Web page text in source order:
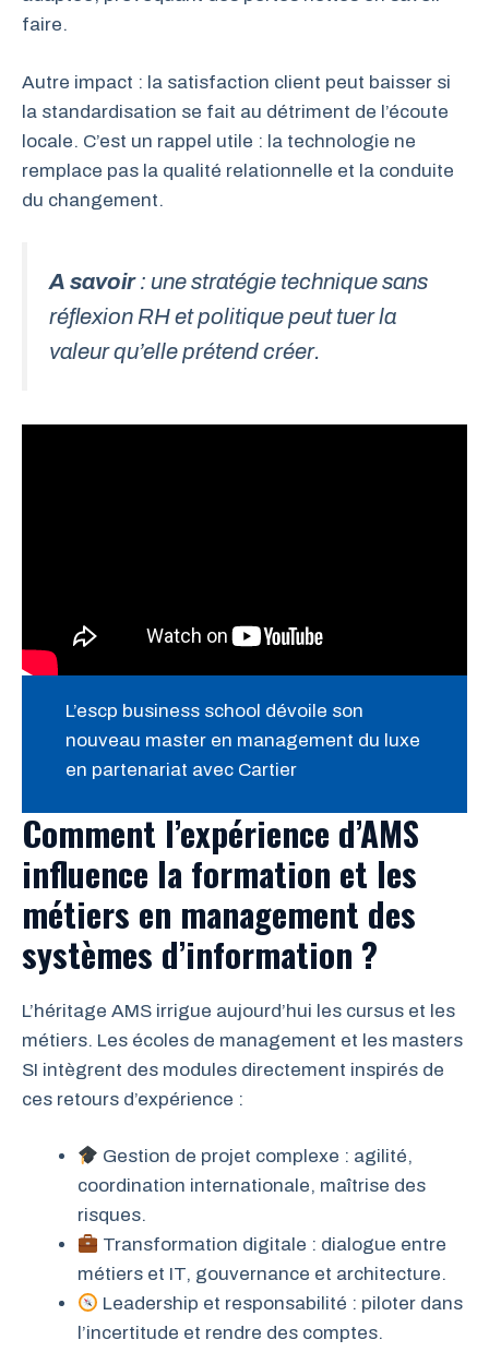
faire.
Autre impact : la satisfaction client peut baisser si
la standardisation se fait au détriment de l’écoute
locale. C’est un rappel utile : la technologie ne
remplace pas la qualité relationnelle et la conduite
du changement.
A savoir: une stratégie technique sans
réflexion RH et politique peut tuer la
valeur qu’elle prétend créer.
L’escp business school dévoile son
nouveau master en management du luxe
en partenariat avec Cartier
Comment l’expérience d’AMS
influence la formation et les
métiers en management des
systèmes d’information ?
L’héritage AMS irrigue aujourd’hui les cursus et les
métiers. Les écoles de management et les masters
SI intègrent des modules directement inspirés de
ces retours d’expérience :
Gestion de projet complexe : agilité,
coordination internationale, maîtrise des
risques.
Transformation digitale : dialogue entre
métiers et IT, gouvernance et architecture.
Leadership et responsabilité : piloter dans
l’incertitude et rendre des comptes.